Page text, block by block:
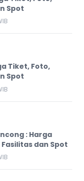
Spot
Tiket, Foto,
Spot
: Harga
dan Spot